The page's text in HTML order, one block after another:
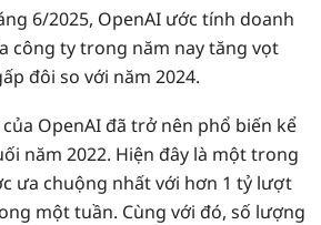
6/2025, OpenAI ước tính doanh
công ty trong năm nay tăng vọt
đôi so với năm 2024.
OpenAI đã trở nên phổ biến kể
năm 2022. Hiện đây là một trong
ưa chuộng nhất với hơn 1 tỷ lượt
một tuần. Cùng với đó, số lượng